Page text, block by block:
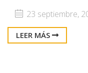
23 septiembre,
LEER MÁS